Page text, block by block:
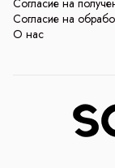
Согласие на
Согласие на
О нас